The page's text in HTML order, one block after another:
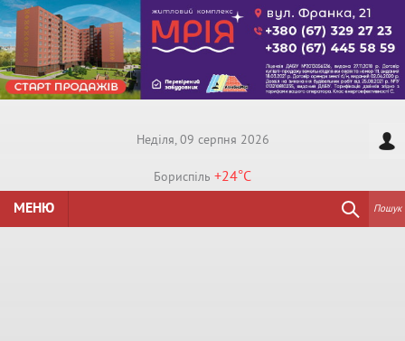
Недiля, 09 серпня 2026
Бориспiль +24°C
МЕНЮ
Пошук